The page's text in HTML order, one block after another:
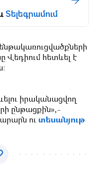
Տելեգրամում
հետևել է
իրականացվող
ընթացքին»,-
ու տեսանյութ